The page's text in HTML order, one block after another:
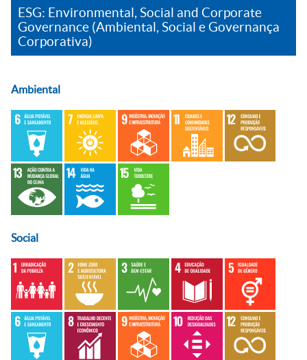
ESG: Environmental, Social and Corporate
Governance (Ambiental, Social e Governança
Corporativa)
Ambiental
Social